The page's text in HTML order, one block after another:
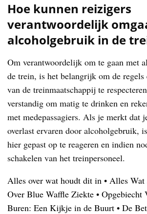
Hoe kunnen reizigers
verantwoordelijk
alcoholgebruik in de
Om verantwoordelijk om te gaan met
de trein, is het belangrijk om de
van de treinmaatschappij te
verstandig om matig te drinken en
met medepassagiers. Als je merkt dat
overlast ervaren door alcoholgebruik,
hier gepast op te reageren en indien
schakelen van het treinpersoneel.
Alles over wat houdt dit in • Alles Wat
Over Blue Waffle Ziekte • Opgebiecht
Buren: Een Kijkje in de Buurt • De